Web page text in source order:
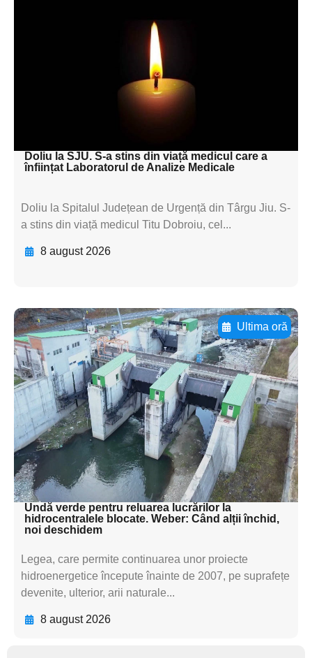
subtitluAdaugă aici
textul pentru
subtitluAdaugă aici
textul pentru
subtitluAdaugă aici
Doliu la SJU. S-a stins din viață medicul care a
înființat Laboratorul de Analize Medicale
Doliu la Spitalul Județean de Urgență din Târgu Jiu. S-
a stins din viață medicul Titu Dobroiu, cel...
8 august 2026
Ultima oră
Adaugă aici textul pentru
subtitluAdaugă aici
textul pentru
subtitluAdaugă aici
textul pentru
subtitluAdaugă aici
textul pentru subti
Undă verde pentru reluarea lucrărilor la
hidrocentralele blocate. Weber: Când alții închid,
noi deschidem
Legea, care permite continuarea unor proiecte
hidroenergetice începute înainte de 2007, pe suprafețe
devenite, ulterior, arii naturale...
8 august 2026